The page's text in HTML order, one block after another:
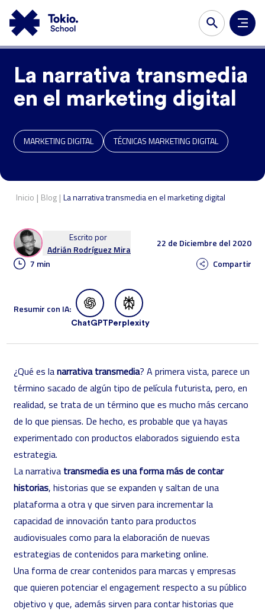
La narrativa transmedia
en el marketing digital
MARKETING DIGITAL TÉCNICAS MARKETING DIGITAL
Inicio | Blog | La narrativa transmedia en el marketing digital
Escrito por
Adrián Rodríguez Mira
22 de Diciembre del 2020
7 min
Compartir
Resumir con IA:
ChatGPT Perplexity
¿Qué es lanarrativa transmedia? A primera vista, parece un
término sacado de algún tipo de película futurista, pero, en
realidad, se trata de un término que es mucho más cercano
de lo que piensas. De hecho, es probable que ya hayas
experimentado con productos elaborados siguiendo esta
estrategia.
La narrativa transmedia es una forma más de contar
historias, historias que se expanden y saltan de una
plataforma a otra y que sirven para incrementar la
capacidad de innovación tanto para productos
audiovisuales como para la elaboración de nuevas
estrategias de contenidos para marketing online.
Una forma de crear contenidos para marcas y empresas
que quieren potenciar el engagement respecto a su público
objetivo y que, además sirven para contar historias que